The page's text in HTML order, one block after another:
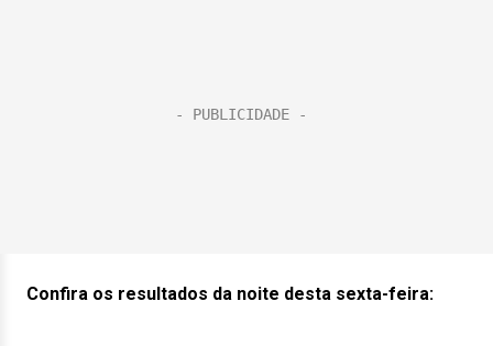
Confira os resultados da noite desta sexta-feira: